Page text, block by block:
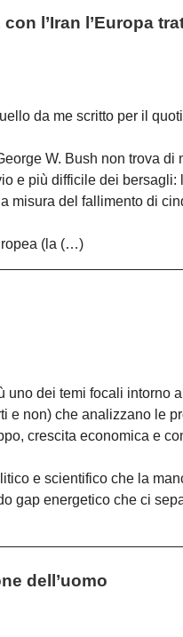
l’Iran l’Europa
da me scritto per il
W. Bush non trova di
e più difficile dei bersagli:
misura del fallimento di
(la (…)
uno dei temi focali intorno
e non) che analizzano le
crescita economica e
e scientifico che la
gap energetico che ci
dell’uomo